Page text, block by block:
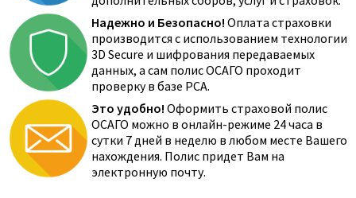
Надежно и Безопасно! Оплата страховки
производится с использованием технологии
3D Secure и шифрования передаваемых
данных, а сам полис ОСАГО проходит
проверку в базе РСА.
Это удобно! Оформить страховой полис
ОСАГО можно в онлайн-режиме 24 часа в
сутки 7 дней в неделю в любом месте Вашего
нахождения. Полис придет Вам на
электронную почту.